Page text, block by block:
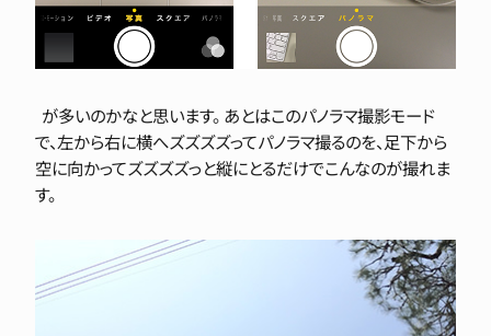
が多いのかなと思います。 あとはこのパノラマ撮影モード
で、左から右に横へズズズズってパノラマ撮るのを、足下から
空に向かってズズズズっと縦にとるだけでこんなのが撮れま
す。